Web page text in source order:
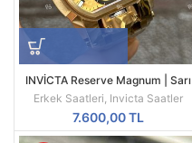
INVİCTA Reserve Magnum | Sarı
Kasa | Sarı Kadran | 52MM |
Quartz | Radikal Saat
Erkek Saatleri Invicta Saatler
7.600,00TL